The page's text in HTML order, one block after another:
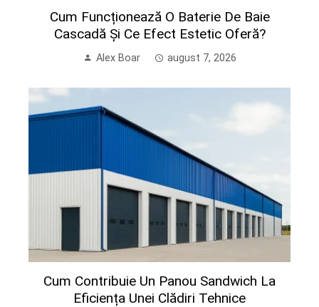
Cum Funcționează O Baterie De Baie
Cascadă Și Ce Efect Estetic Oferă?
Alex Boar august 7, 2026
Cum Contribuie Un Panou Sandwich La
Eficiența Unei Clădiri Tehnice